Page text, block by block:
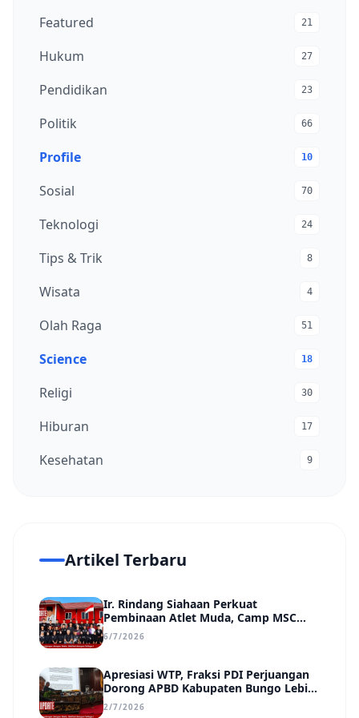
Featured 21
Hukum 27
Pendidikan 23
Politik 66
Profile 10
Sosial 70
Teknologi 24
Tips & Trik 8
Wisata 4
Olah Raga 51
Science 18
Religi 30
Hiburan 17
Kesehatan 9
Artikel Terbaru
Ir. Rindang Siahaan Perkuat
Pembinaan Atlet Muda, Camp MSC
Siapkan Generasi Juara Hadapi
Kejuaraan Regional hingga Nasional
6/7/2026
Apresiasi WTP, Fraksi PDI Perjuangan
Dorong APBD Kabupaten Bungo Lebih
Efektif, Transparan, dan Berdampak
2/7/2026